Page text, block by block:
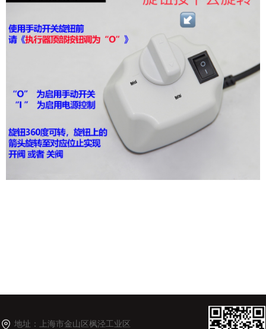
地址： 上海市金山区枫泾工业区